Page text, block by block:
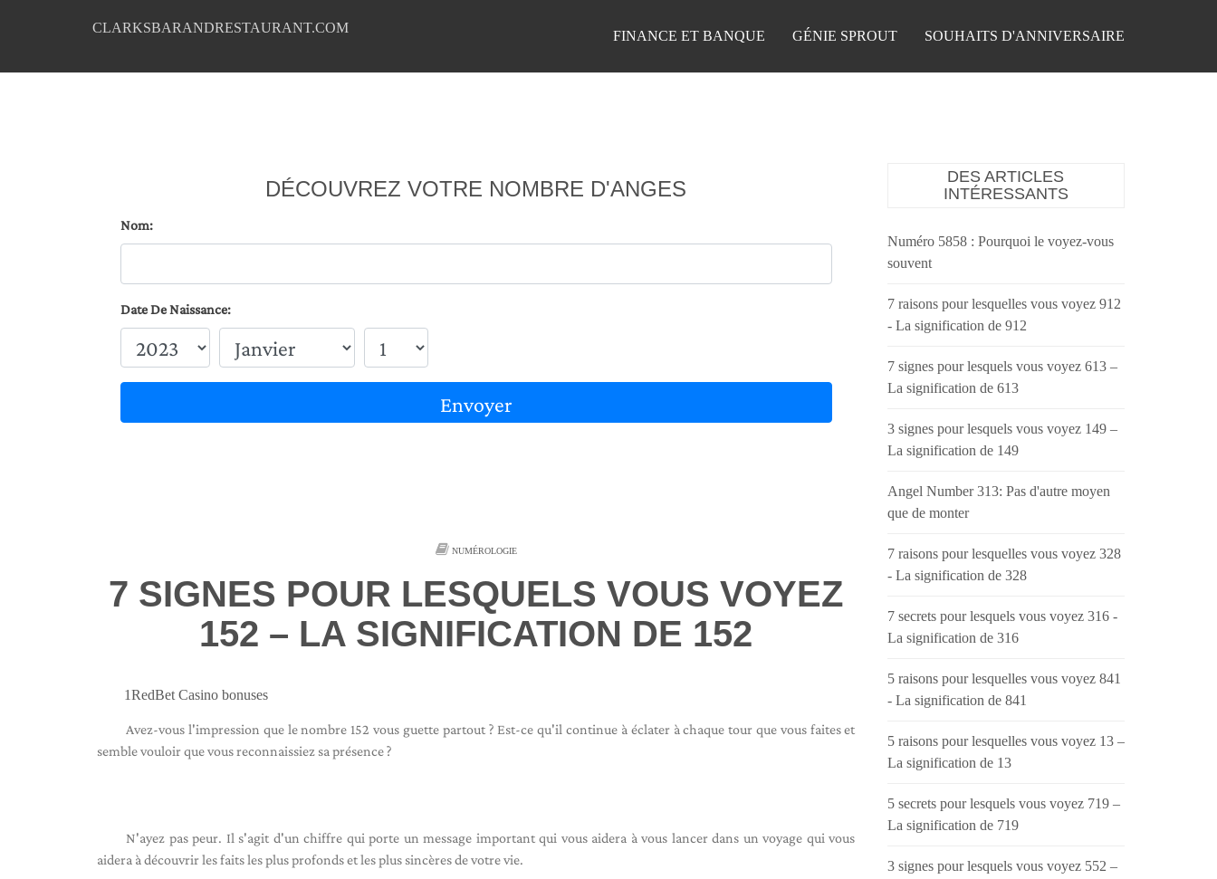
CLARKSBARANDRESTAURANT.COM
FINANCE ET BANQUE GÉNIE SPROUT SOUHAITS D'ANNIVERSAIRE
DÉCOUVREZ VOTRE NOMBRE D'ANGES
Nom:
Date De Naissance:
Envoyer
NUMÉROLOGIE
7 SIGNES POUR LESQUELS VOUS VOYEZ
152 – LA SIGNIFICATION DE 152
1RedBet Casino bonuses
Avez-vous l'impression que le nombre 152 vous guette partout ? Est-ce qu'il continue à éclater à chaque tour que vous faites et
semble vouloir que vous reconnaissiez sa présence ?
N'ayez pas peur. Il s'agit d'un chiffre qui porte un message important qui vous aidera à vous lancer dans un voyage qui vous
aidera à découvrir les faits les plus profonds et les plus sincères de votre vie.
DES ARTICLES
INTÉRESSANTS
Numéro 5858 : Pourquoi le voyez-vous
souvent
7 raisons pour lesquelles vous voyez 912
- La signification de 912
7 signes pour lesquels vous voyez 613 –
La signification de 613
3 signes pour lesquels vous voyez 149 –
La signification de 149
Angel Number 313: Pas d'autre moyen
que de monter
7 raisons pour lesquelles vous voyez 328
- La signification de 328
7 secrets pour lesquels vous voyez 316 -
La signification de 316
5 raisons pour lesquelles vous voyez 841
- La signification de 841
5 raisons pour lesquelles vous voyez 13 –
La signification de 13
5 secrets pour lesquels vous voyez 719 –
La signification de 719
3 signes pour lesquels vous voyez 552 –